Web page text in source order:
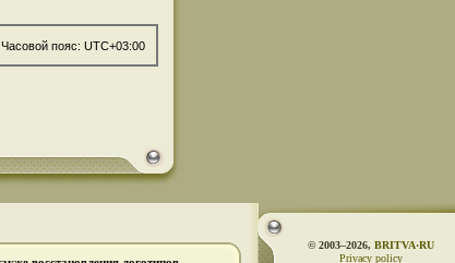
Часовой пояс: UTC+03:00
© 2003–2026, BRITVA·RU
Privacy policy